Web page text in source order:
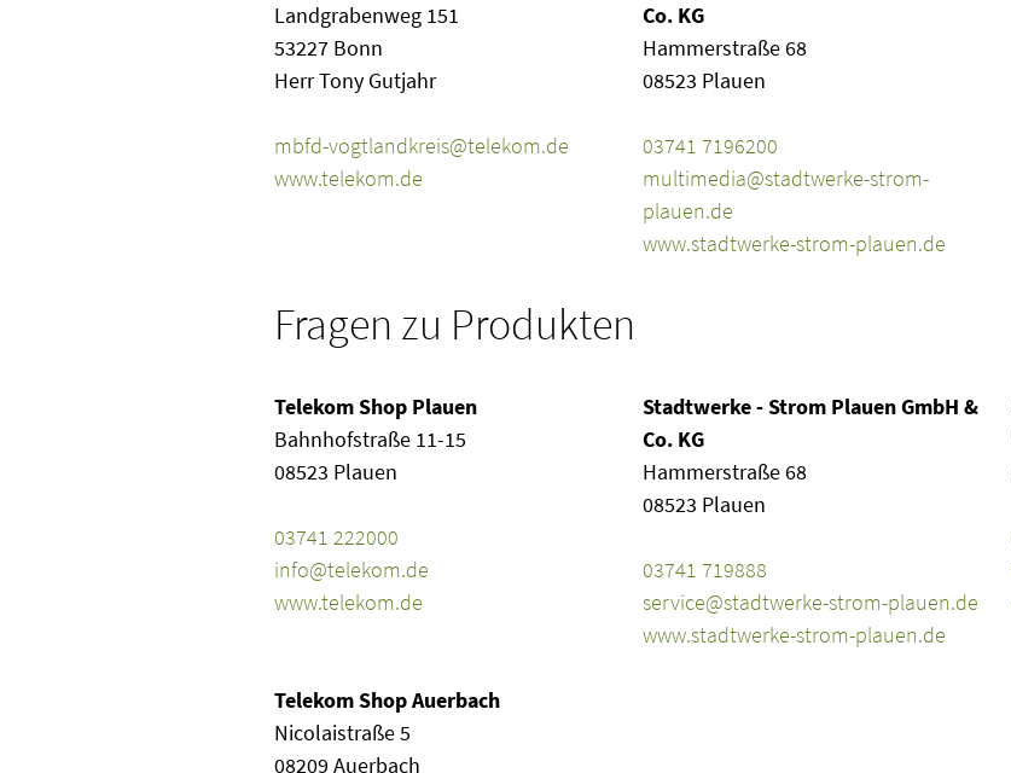
Landgrabenweg 151
53227 Bonn
Herr Tony Gutjahr
E-Mail
mbfd-vogtlandkreis@telekom.de
Website
www.telekom.de
Co. KG
Hammerstraße 68
08523 Plauen
Telefon
03741 7196200
E-Mail
multimedia@stadtwerke-strom-
plauen.de
Website
www.stadtwerke-strom-plauen.de
Fragen zu Produkten
Telekom Shop Plauen
Bahnhofstraße 11-15
08523 Plauen
Telefon
03741 222000
E-Mail
info@telekom.de
Website
www.telekom.de
Stadtwerke - Strom Plauen GmbH &
Co. KG
Hammerstraße 68
08523 Plauen
Telefon
03741 719888
E-Mail
service@stadtwerke-strom-plauen.de
Website
www.stadtwerke-strom-plauen.de
Telekom Shop Auerbach
Nicolaistraße 5
08209 Auerbach